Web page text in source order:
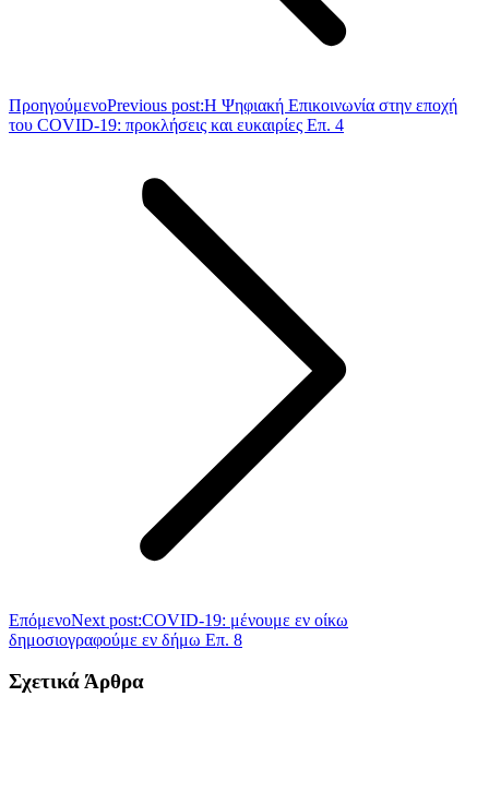
ΠροηγούμενοPrevious post:Η Ψηφιακή Επικοινωνία στην εποχή
του COVID-19: προκλήσεις και ευκαιρίες Επ. 4
ΕπόμενοNext post:COVID-19: μένουμε εν οίκω
δημοσιογραφούμε εν δήμω Επ. 8
Σχετικά Άρθρα